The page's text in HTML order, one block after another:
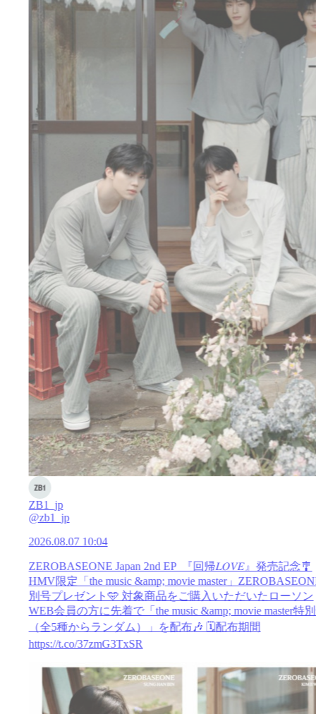
ZB1_jp
@zb1_jp
2026.08.07 10:04
ZEROBASEONE Japan 2nd EP 『回帰𝐿𝑂𝑉𝐸』発売記念🎐
HMV限定「the music &amp; movie master」
別号プレゼント🩵 対象商品をご購入いただいたローソン
WEB会員の方に先着で「the music &amp; movie master特
（全5種からランダム）」を配布🎶 🗓️配布期間
https://t.co/37zmG3TxSR